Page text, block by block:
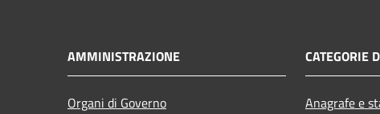
AMMINISTRAZIONE
Organi di Governo
CATEGORIE
Anagrafe e